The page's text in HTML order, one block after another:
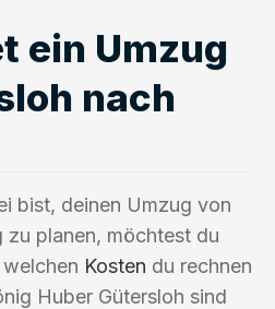
ein Umzug
nach
bist, deinen Umzug von
zu planen, möchtest du
Kosten du rechnen
Huber Gütersloh sind